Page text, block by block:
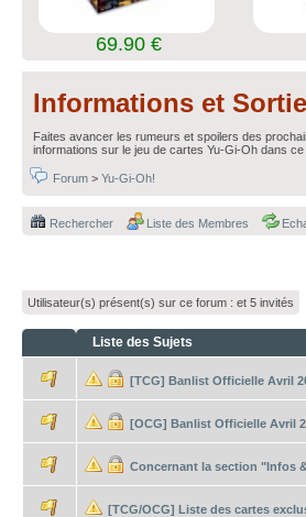
69.90 €
Informations et
Faites avancer les rumeurs et spoilers des
informations sur le jeu de cartes Yu-Gi-Oh dans ce
Forum > Yu-Gi-Oh!
Rechercher Liste des Membres
Utilisateur(s) présent(s) sur ce forum : et 5 invités
Liste des Sujets
[TCG] Banlist Officielle Avril
[OCG] Banlist Officielle Avril
Concernant la section "Infos
[TCG/OCG] Liste des cartes